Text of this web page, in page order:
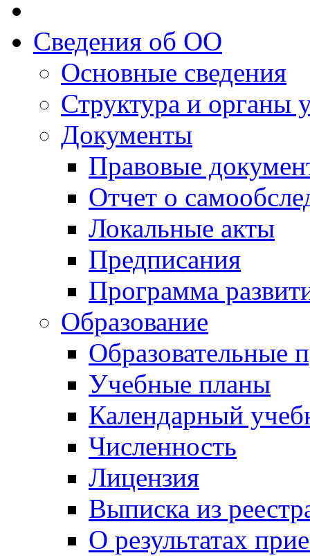
Сведения об ОО
Основные сведения
Структура и органы
Документы
Правовые
Отчет о
Локальные акты
Предписания
Программа
Образование
Образовательные
Учебные планы
Календарный
Численность
Лицензия
Выписка из
О результатах